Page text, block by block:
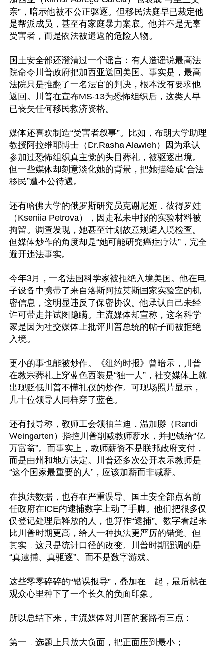
亲”，暗示他被不公正驱逐。但移民法庭早已裁定他
是帮派成员，甚至有家庭暴力案底。他并不是无辜
受害者，而是依法被遣返的危险人物。
国土安全部还澄清过一个谣言：有人造谣说最高法
院命令川普政府把加西亚送回美国。事实是，最高
法院只是推翻了一名法官的判决，根本没有要求他
返回。川普在宣布MS-13为恐怖组织后，这类人早
已丧失任何移民救济资格。
媒体还喜欢制造“受害者叙事”。比如，布朗大学助理
教授阿拉维耶博士（Dr.Rasha Alawieh）因为承认
参加过恐怖组织真主党的头目葬礼，被驱逐出境。
但一些媒体却刻意淡化她的背景，把她描绘成“合法
移民”遭不公待遇。
还有哈佛大学的俄罗斯研究员克谢尼娅．彼得罗娃
（Kseniia Petrova），因走私未申报的实验材料被
拘留。调查发现，她甚至计划故意规避入境检查。
但媒体炒作的角度却是“她可能研究癌症疗法”，完全
避开违法事实。
今年3月，一名法国科学家被拒绝入境美国。他在电
子设备中携带了来自洛斯阿拉莫斯国家实验室的机
密信息，这明显违反了保密协议。他承认自己未经
许可带走并试图隐瞒。主流媒体却宣称，这名科学
家是因为社交媒体上批评川普总统的帖子而被拒绝
入境。
更小的事也能被炒作。《纽约时报》曾暗示，川普
在教宗葬礼上穿蓝色西装是“独一人”，社交媒体上就
出现贬低川普不懂礼仪的炒作。可现场照片显示，
几十位领导人同样穿了蓝色。
还有报导称，教师工会领袖兰迪．温加滕（Randi
Weingarten）指控川普削减教师薪水，并把钱给“亿
万富翁”。而事实上，教师薪资不是联邦政府支付，
而是由州和地方决定。川普还多次公开表示教师是
“这个国家最重要的人”，应该加薪而非减薪。
在执法数据，也存在严重误导。国土安全部点名前
任政府在ICE的逮捕数字上动了手脚。他们把很多仅
仅登记处理后释放的人，也算作“逮捕”。数字看起来
比川普时期更高，给人一种执法更严厉的错觉。但
其实，这只是统计口径的改变。川普时期强调的是
“真逮捕、真驱逐”。而不是数字游戏。
这些零零碎碎的“错误报导”，叠加在一起，最后就在
观众心里种下了一个长久的负面印象。
所以总结下来，主流媒体对川普的套路有三点：
第一，选题上只放大负面，把正面压到最小；